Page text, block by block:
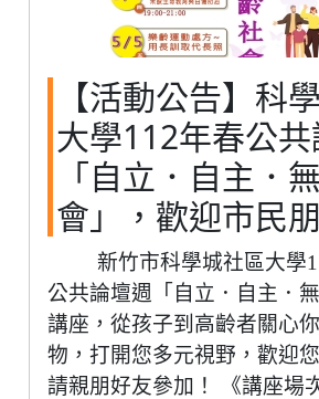
【活動公告】科
大學112年春公
「自立．自主．
會」，歡迎市民
新竹市科學城社區大學
公共論壇週「自立．自主．
講座，從孩子到高齡者關心
物，打開您多元視野，歡迎
請親朋好友參加！ 《講座場